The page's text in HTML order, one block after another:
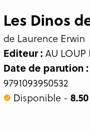
Les Dinos
de Laurence Erwin
Editeur : AU LOUP
Date de parution :
9791093950532
Disponible -